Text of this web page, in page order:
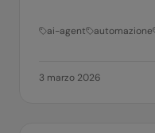
ai-agent automazione
3 marzo 2026